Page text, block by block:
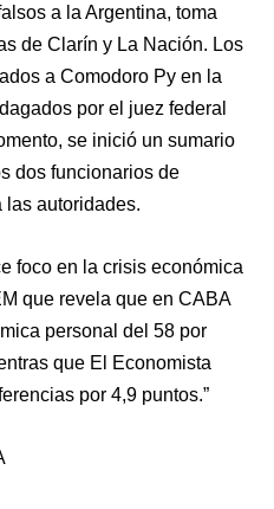
a la Argentina, toma
de Clarín y La Nación. Los
a Comodoro Py en la
por el juez federal
se inició un sumario
dos funcionarios de
las autoridades.
foco en la crisis económica
que revela que en CABA
personal del 58 por
que El Economista
por 4,9 puntos.”